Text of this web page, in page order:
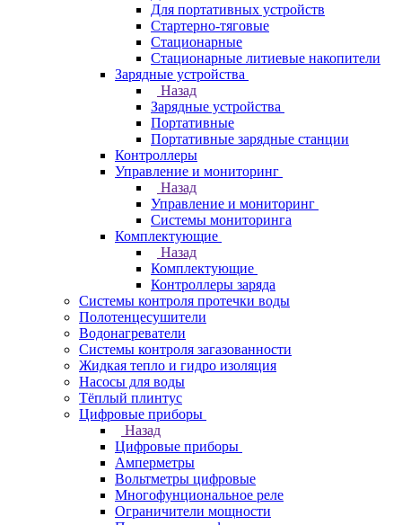
Для портативных устройств
Стартерно-тяговые
Стационарные
Стационарные литиевые накопители
Зарядные устройства
Назад
Зарядные устройства
Портативные
Портативные зарядные станции
Контроллеры
Управление и мониторинг
Назад
Управление и мониторинг
Системы мониторинга
Комплектующие
Назад
Комплектующие
Контроллеры заряда
Системы контроля протечки воды
Полотенцесушители
Водонагреватели
Системы контроля загазованности
Жидкая тепло и гидро изоляция
Насосы для воды
Тёплый плинтус
Цифровые приборы
Назад
Цифровые приборы
Амперметры
Вольтметры цифровые
Многофунциональное реле
Ограничители мощности